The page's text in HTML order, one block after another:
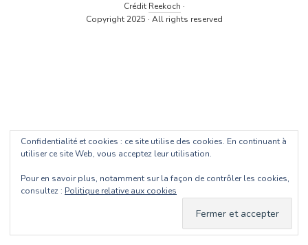
Crédit Reekoch ·
Copyright 2025 · All rights reserved
Confidentialité et cookies : ce site utilise des cookies. En continuant à
utiliser ce site Web, vous acceptez leur utilisation.
Pour en savoir plus, notamment sur la façon de contrôler les cookies,
consultez : Politique relative aux cookies